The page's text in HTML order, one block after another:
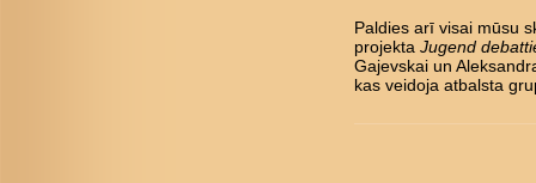
Paldies arī visai mūsu
projekta Jugend
Gajevskai un
kas veidoja atbalsta